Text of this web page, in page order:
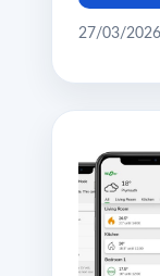
27/03/2026